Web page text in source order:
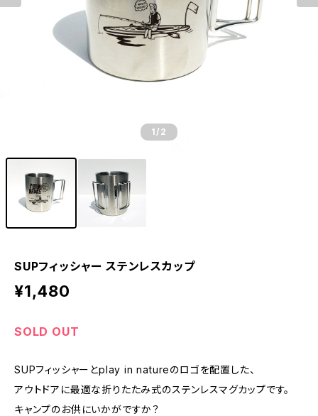
1 /2
SUPフィッシャー ステンレスカップ
¥1,480
SOLD OUT
SUPフィッシャーとplay in natureのロゴを配置した、
アウトドアに最適な折りたたみ式のステンレスマグカップです。
キャンプのお供にいかがですか？